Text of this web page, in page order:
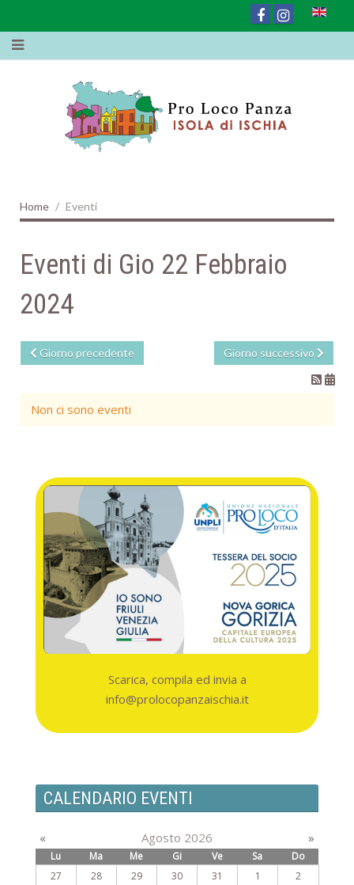
Home Eventi
Eventi di Gio 22 Febbraio
2024
Giorno precedente Giorno successivo
Non ci sono eventi
Scarica, compila ed invia a
info@prolocopanzaischia.it
CALENDARIO EVENTI
« Agosto 2026 »
Lu Ma Me Gi Ve Sa
Do
27
28 29 30 31 1
2